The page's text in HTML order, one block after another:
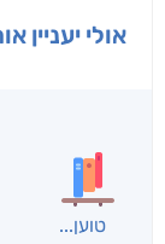
אולי יעניין